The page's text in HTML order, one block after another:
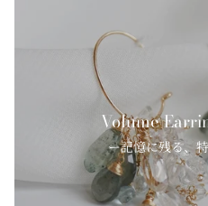
Volume
ー記憶に残る、